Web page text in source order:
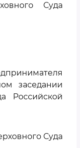
Суда
заседании
Российской
Суда